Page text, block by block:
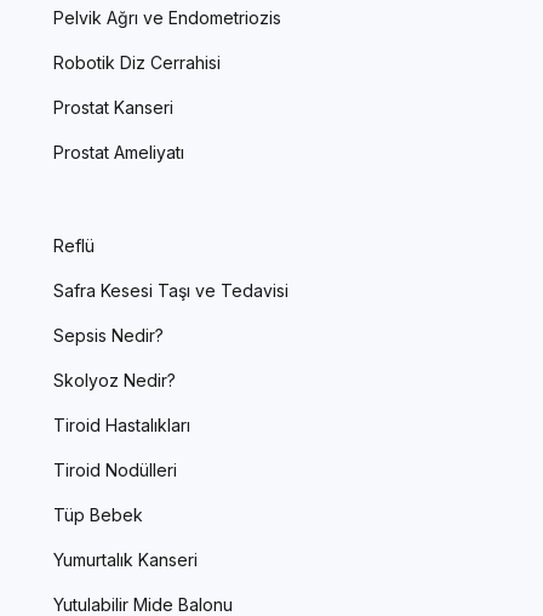
Pelvik Ağrı ve Endometriozis
Robotik Diz Cerrahisi
Prostat Kanseri
Prostat Ameliyatı
Reflü
Safra Kesesi Taşı ve Tedavisi
Sepsis Nedir?
Skolyoz Nedir?
Tiroid Hastalıkları
Tiroid Nodülleri
Tüp Bebek
Yumurtalık Kanseri
Yutulabilir Mide Balonu